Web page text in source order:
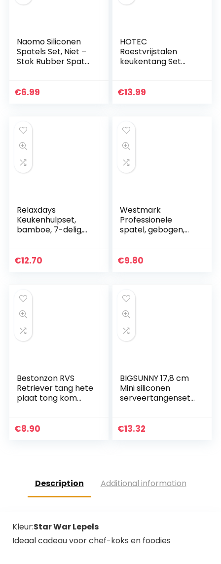
Naomo Siliconen
Spatels Set, Niet –
Stok Rubber Spatel
Mixen (5 – Stuks)
€6.99
HOTEC
Roestvrijstalen
keukentang Set
metalen
€13.99
Relaxdays
Keukenhulpset,
bamboe, 7-delig,
houten lepels,
€12.70
Westmark
Professionele
spatel, gebogen,
x 11,5 cm, lengte: 28
€9.80
Bestonzon RVS
Retriever tang hete
plaat tong kom
gerechten en
€8.90
BIGSUNNY 17,8 cm
Mini siliconen
serveertangenset
€13.32
Description Additional information
Kleur:Star War Lepels
Ideaal cadeau voor chef-koks en foodies